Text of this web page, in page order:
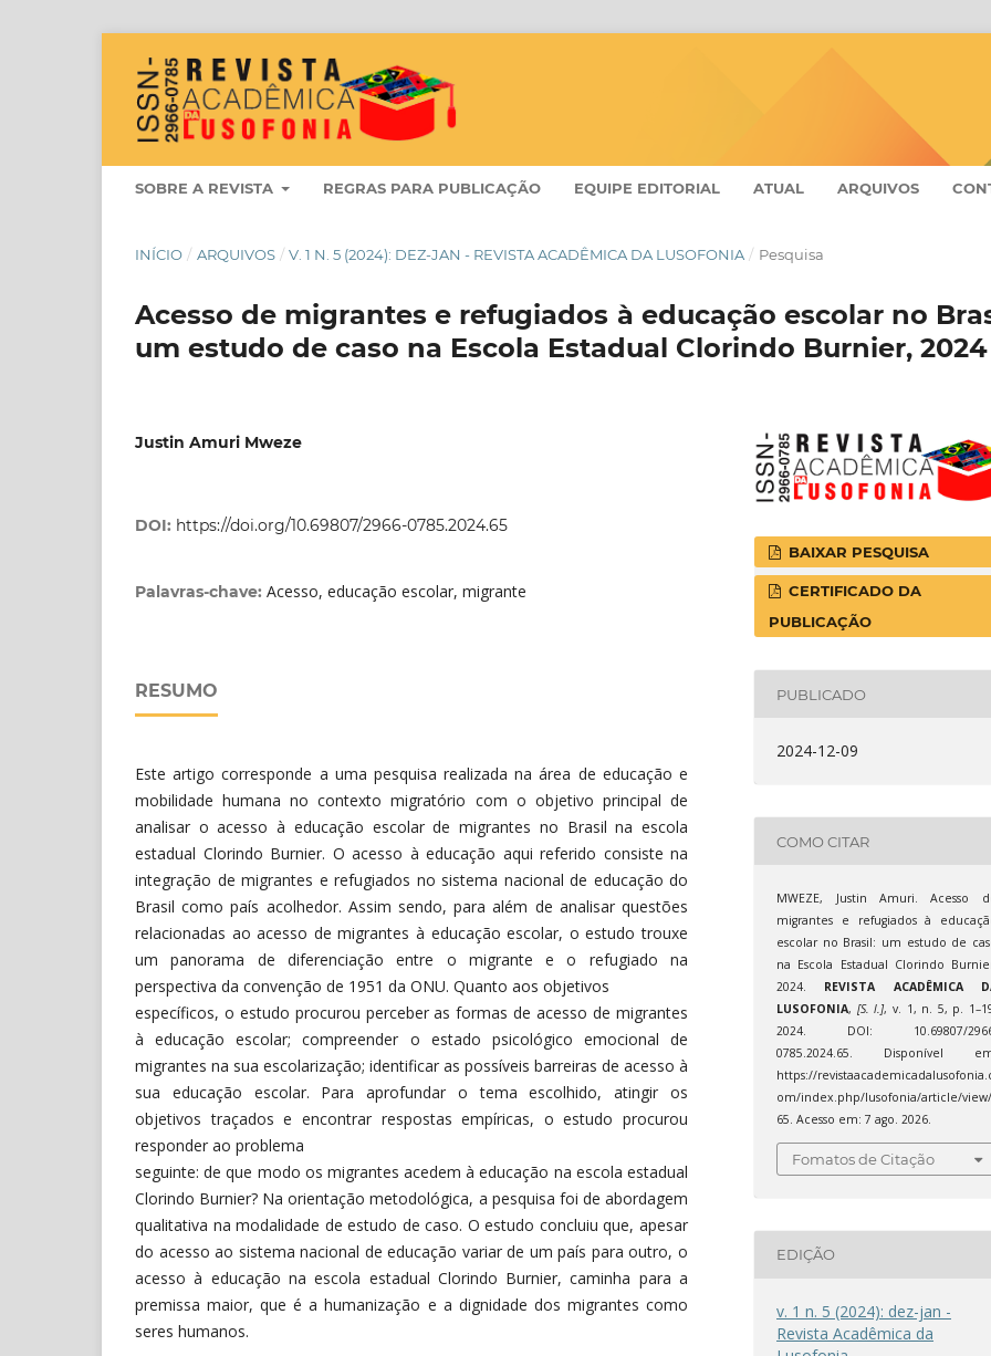
SOBRE A REVISTA REGRAS PARA PUBLICAÇÃO EQUIPE EDITORIAL ATUAL ARQUIVOS
INÍCIO / ARQUIVOS / V. 1 N. 5 (2024): DEZ-JAN - REVISTA ACADÊMICA DA LUSOFONIA / Pesquisa
Acesso de migrantes e refugiados à educação escolar no
um estudo de caso na Escola Estadual Clorindo Burnier, 2024
Justin Amuri Mweze
DOI: https://doi.org/10.69807/2966-0785.2024.65
Palavras-chave: Acesso, educação escolar, migrante
RESUMO
Este artigo corresponde a uma pesquisa realizada na área de educação e
mobilidade humana no contexto migratório com o objetivo principal de
analisar o acesso à educação escolar de migrantes no Brasil na escola
estadual Clorindo Burnier. O acesso à educação aqui referido consiste na
integração de migrantes e refugiados no sistema nacional de educação do
Brasil como país acolhedor. Assim sendo, para além de analisar questões
relacionadas ao acesso de migrantes à educação escolar, o estudo trouxe
um panorama de diferenciação entre o migrante e o refugiado na
perspectiva da convenção de 1951 da ONU. Quanto aos objetivos
específicos, o estudo procurou perceber as formas de acesso de migrantes
à educação escolar; compreender o estado psicológico emocional de
migrantes na sua escolarização; identificar as possíveis barreiras de acesso à
sua educação escolar. Para aprofundar o tema escolhido, atingir os
objetivos traçados e encontrar respostas empíricas, o estudo procurou
responder ao problema
seguinte: de que modo os migrantes acedem à educação na escola estadual
Clorindo Burnier? Na orientação metodológica, a pesquisa foi de abordagem
qualitativa na modalidade de estudo de caso. O estudo concluiu que, apesar
do acesso ao sistema nacional de educação variar de um país para outro, o
acesso à educação na escola estadual Clorindo Burnier, caminha para a
premissa maior, que é a humanização e a dignidade dos migrantes como
seres humanos.
BAIXAR PESQUISA
CERTIFICADO DA
PUBLICAÇÃO
PUBLICADO
2024-12-09
COMO CITAR
MWEZE, Justin Amuri. Acesso
migrantes e refugiados à
escolar no Brasil: um estudo de
na Escola Estadual Clorindo
2024. REVISTA ACADÊMICA
LUSOFONIA, [S. l.], v. 1, n. 5, p.
2024. DOI: 10.69807/
0785.2024.65. Disponível
https://
om/index.php/lusofonia/article/view/
65. Acesso em: 7 ago. 2026.
Fomatos de Citação
EDIÇÃO
v. 1 n. 5 (2024): dez-jan -
Revista Acadêmica da